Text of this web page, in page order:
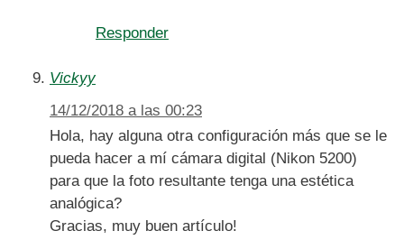
Responder
Vickyy
14/12/2018 a las 00:23
Hola, hay alguna otra configuración más que se le
pueda hacer a mí cámara digital (Nikon 5200)
para que la foto resultante tenga una estética
analógica?
Gracias, muy buen artículo!